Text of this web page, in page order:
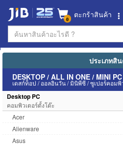
0 ตะกร้าสินค้า
ประเภทสิ
DESKTOP / ALL IN ONE / MINI
เดสก์ท็อป / ออลอินวัน / มินิพีซี / ซูเปอร์คอม
Desktop PC
คอมพิวเตอร์ตั้งโต๊ะ
Acer
Alienware
Asus